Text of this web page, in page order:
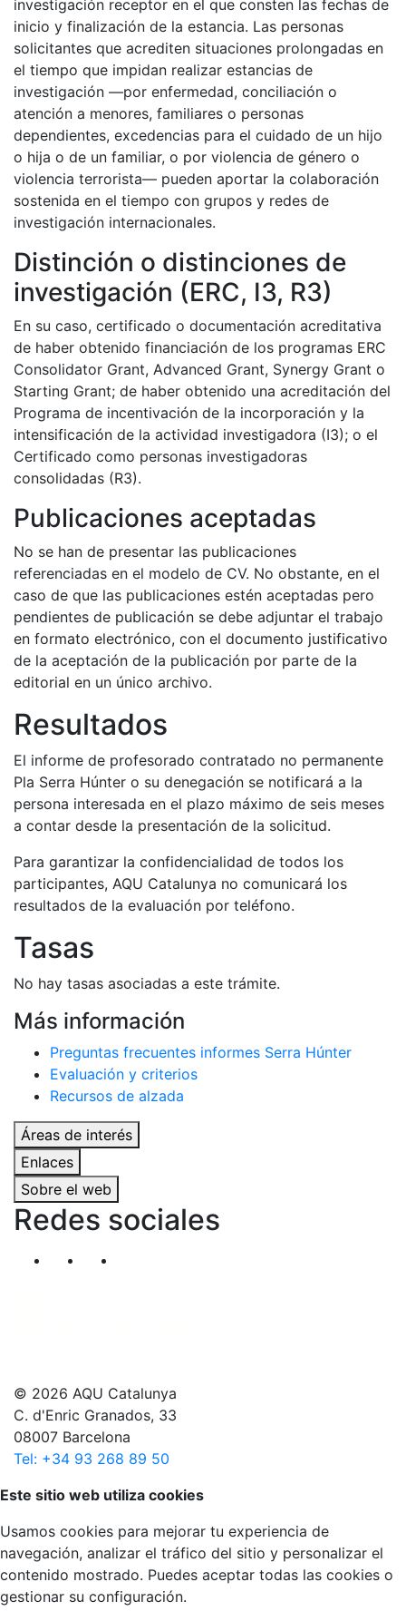
investigación receptor en el que consten las fechas de
inicio y finalización de la estancia. Las personas
solicitantes que acrediten situaciones prolongadas en
el tiempo que impidan realizar estancias de
investigación —por enfermedad, conciliación o
atención a menores, familiares o personas
dependientes, excedencias para el cuidado de un hijo
o hija o de un familiar, o por violencia de género o
violencia terrorista— pueden aportar la colaboración
sostenida en el tiempo con grupos y redes de
investigación internacionales.
Distinción o distinciones de
investigación (ERC, I3, R3)
En su caso, certificado o documentación acreditativa
de haber obtenido financiación de los programas ERC
Consolidator Grant, Advanced Grant, Synergy Grant o
Starting Grant; de haber obtenido una acreditación del
Programa de incentivación de la incorporación y la
intensificación de la actividad investigadora (I3); o el
Certificado como personas investigadoras
consolidadas (R3).
Publicaciones aceptadas
No se han de presentar las publicaciones
referenciadas en el modelo de CV. No obstante, en el
caso de que las publicaciones estén aceptadas pero
pendientes de publicación se debe adjuntar el trabajo
en formato electrónico, con el documento justificativo
de la aceptación de la publicación por parte de la
editorial en un único archivo.
Resultados
El informe de profesorado contratado no permanente
Pla Serra Húnter o su denegación se notificará a la
persona interesada en el plazo máximo de seis meses
a contar desde la presentación de la solicitud.
Para garantizar la confidencialidad de todos los
participantes, AQU Catalunya no comunicará los
resultados de la evaluación por teléfono.
​Tasas
No hay tasas asociadas a este trámite.
Más información
Preguntas frecuentes informes Serra Húnter
Evaluación y criterios
Recursos de alzada
Áreas de interés
Enlaces
Sobre el web
Redes sociales
Segueix-nos al nostre canal de Twitter
© 2026 AQU Catalunya
C. d'Enric Granados, 33
08007 Barcelona
Tel: +34 93 268 89 50
Volver arriba
Este sitio web utiliza cookies
Usamos cookies para mejorar tu experiencia de
navegación, analizar el tráfico del sitio y personalizar el
contenido mostrado. Puedes aceptar todas las cookies o
gestionar su configuración.